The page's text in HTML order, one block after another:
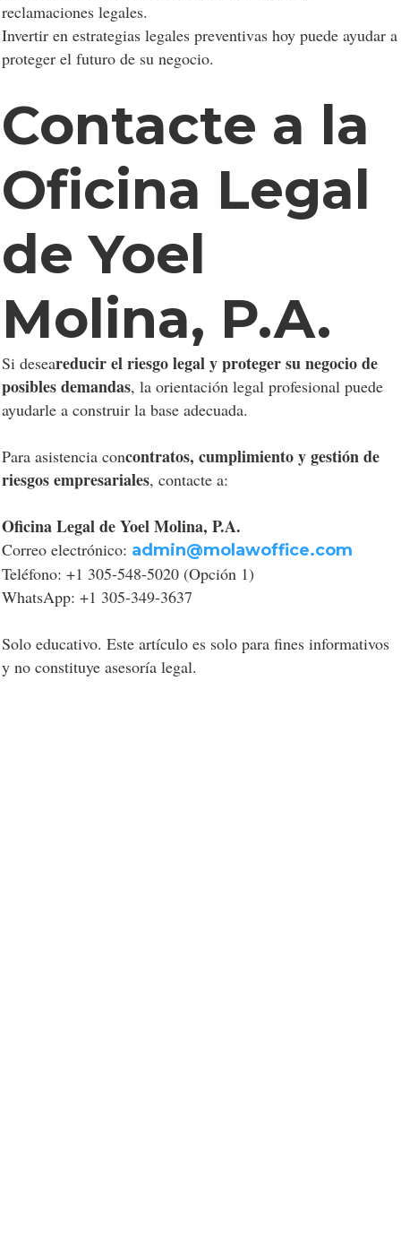
reclamaciones legales.
Invertir en estrategias legales preventivas hoy puede ayudar a
proteger el futuro de su negocio.
Contacte a la
Oficina Legal
de Yoel
Molina, P.A.
Si deseareducir el riesgo legal y proteger su negocio de
posibles demandas, la orientación legal profesional puede
ayudarle a construir la base adecuada.
Para asistencia concontratos, cumplimiento y gestión de
riesgos empresariales, contacte a:
Oficina Legal de Yoel Molina, P.A.
Correo electrónico: admin@molawoffice.com
Teléfono: +1 305-548-5020 (Opción 1)
WhatsApp: +1 305-349-3637
Solo educativo. Este artículo es solo para fines informativos
y no constituye asesoría legal.